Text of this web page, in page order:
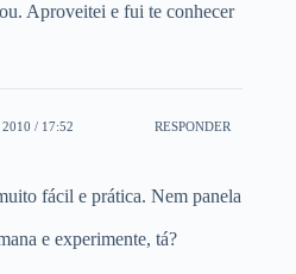
Aproveitei e fui te conhecer
/ 17:52 RESPONDER
fácil e prática. Nem panela
e experimente, tá?